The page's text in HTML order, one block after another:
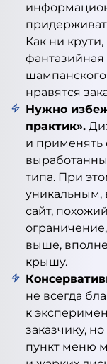
Как ни
нравятся
Нужно
практик».
и применять
типа. При
уникальным,
сайт,
выше,
крышу.
не всегда
к
заказчику,
пункт меню